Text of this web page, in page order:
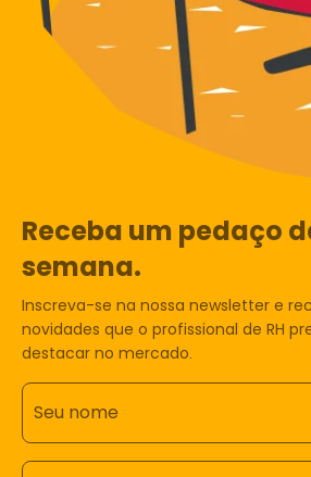
Receba um pedaço
semana.
Inscreva-se na nossa newsletter e
novidades que o profissional de RH
destacar no mercado.
Seu nome